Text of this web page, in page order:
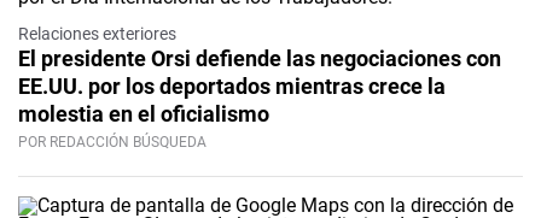
Relaciones exteriores
El presidente Orsi defiende las negociaciones con
EE.UU. por los deportados mientras crece la
molestia en el oficialismo
POR REDACCIÓN BÚSQUEDA